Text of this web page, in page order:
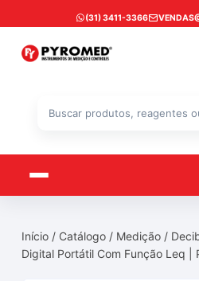
para
conteúdo
(31) 3411-3366
Início / Catálogo / Medição /
Digital Portátil Com Função Leq |